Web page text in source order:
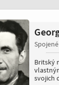
Britský
svojich